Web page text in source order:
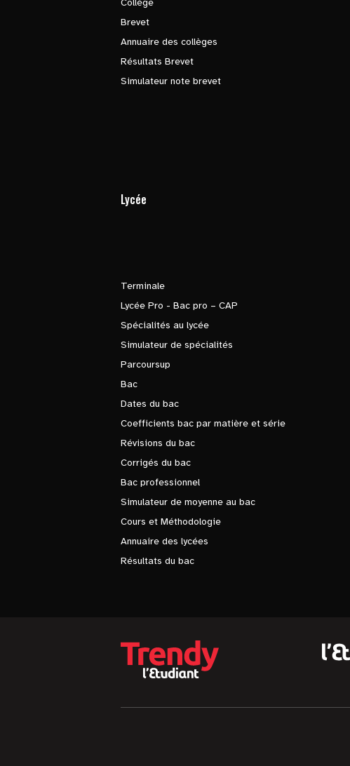
Collège
Brevet
Annuaire des collèges
Résultats Brevet
Simulateur note brevet
Lycée
Terminale
Lycée Pro - Bac pro – CAP
Spécialités au lycée
Simulateur de spécialités
Parcoursup
Bac
Dates du bac
Coefficients bac par matière et série
Révisions du bac
Corrigés du bac
Bac professionnel
Simulateur de moyenne au bac
Cours et Méthodologie
Annuaire des lycées
Résultats du bac